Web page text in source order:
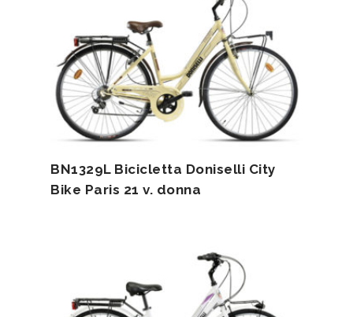
BN1329L Bicicletta Doniselli City
Bike Paris 21 v. donna